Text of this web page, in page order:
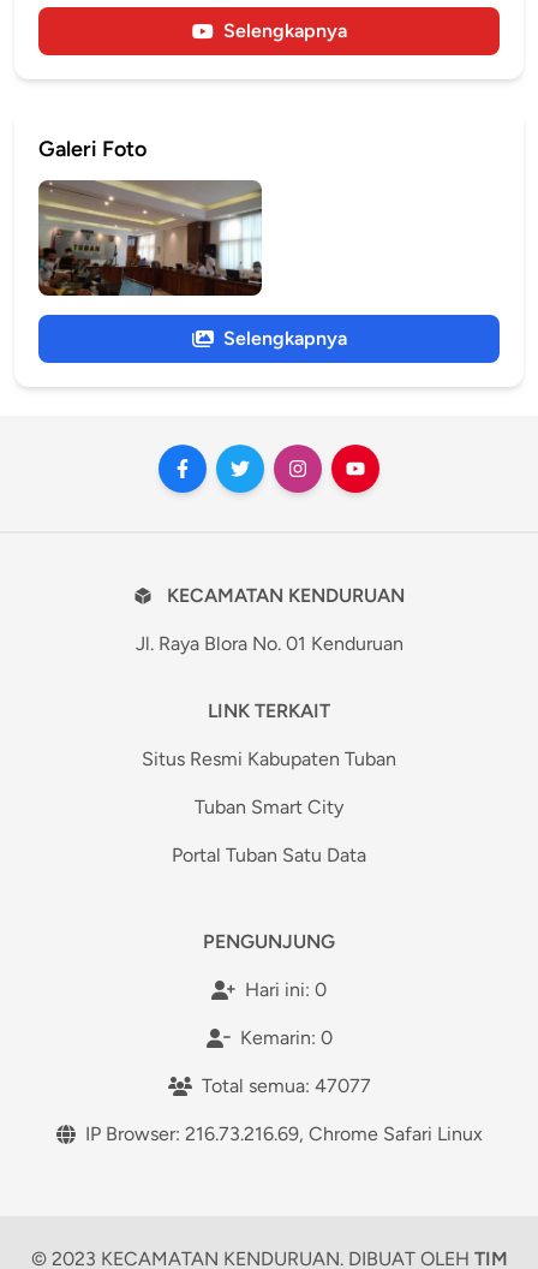
Selengkapnya
Galeri Foto
Selengkapnya
KECAMATAN KENDURUAN
Jl. Raya Blora No. 01 Kenduruan
LINK TERKAIT
Situs Resmi Kabupaten Tuban
Tuban Smart City
Portal Tuban Satu Data
PENGUNJUNG
Hari ini: 0
Kemarin: 0
Total semua: 47077
IP Browser: 216.73.216.69, Chrome Safari Linux
© 2023 KECAMATAN KENDURUAN. DIBUAT OLEH TIM